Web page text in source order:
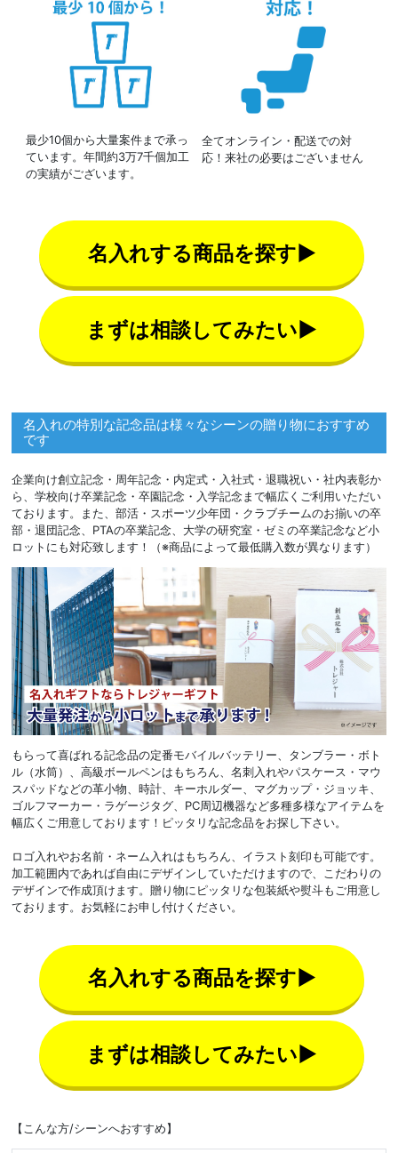
最少10個から大量案件まで承っ
ています。年間約3万7千個加工
の実績がございます。
全てオンライン・配送での対
応！来社の必要はございません
名入れする商品を探す▶
まずは相談してみたい▶
名入れの特別な記念品は様々なシーンの贈り物におすすめ
です
企業向け創立記念・周年記念・内定式・入社式・退職祝い・社内表彰か
ら、学校向け卒業記念・卒園記念・入学記念まで幅広くご利用いただい
ております。また、部活・スポーツ少年団・クラブチームのお揃いの卒
部・退団記念、PTAの卒業記念、大学の研究室・ゼミの卒業記念など小
ロットにも対応致します！（※商品によって最低購入数が異なります）
もらって喜ばれる記念品の定番モバイルバッテリー、タンブラー・ボト
ル（水筒）、高級ボールペンはもちろん、名刺入れやパスケース・マウ
スパッドなどの革小物、時計、キーホルダー、マグカップ・ジョッキ、
ゴルフマーカー・ラゲージタグ、PC周辺機器など多種多様なアイテムを
幅広くご用意しております！ピッタリな記念品をお探し下さい。
ロゴ入れやお名前・ネーム入れはもちろん、イラスト刻印も可能です。
加工範囲内であれば自由にデザインしていただけますので、こだわりの
デザインで作成頂けます。贈り物にピッタリな包装紙や熨斗もご用意し
ております。お気軽にお申し付けください。
名入れする商品を探す▶
まずは相談してみたい▶
【こんな方/シーンへおすすめ】